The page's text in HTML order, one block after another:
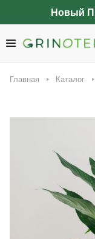
Новый
Главная Каталог